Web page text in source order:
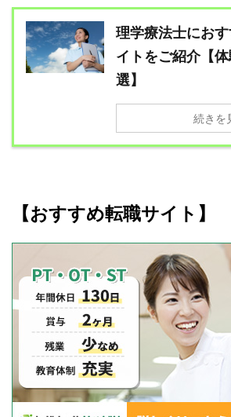
理学療法士にお
イトをご紹介【
選】
続きを
【おすすめ転職サイト】